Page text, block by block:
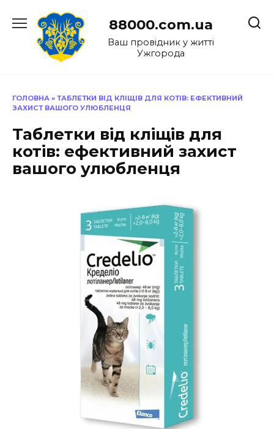
до
88000.com.ua
Ваш провідник у житті
Ужгорода
ГОЛОВНА » ТАБЛЕТКИ ВІД КЛІЩІВ ДЛЯ КОТІВ: ЕФЕКТИВНИЙ
ЗАХИСТ ВАШОГО УЛЮБЛЕНЦЯ
Таблетки від кліщів для
котів: ефективний захист
вашого улюбленця